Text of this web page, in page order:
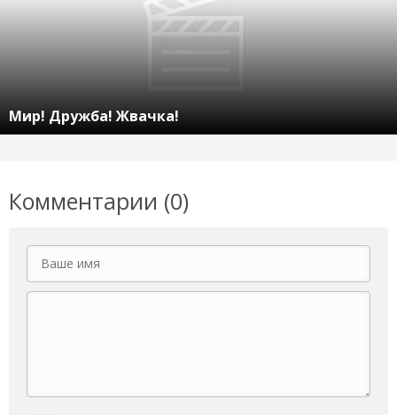
Мир! Дружба! Жвачка!
Комментарии (0)